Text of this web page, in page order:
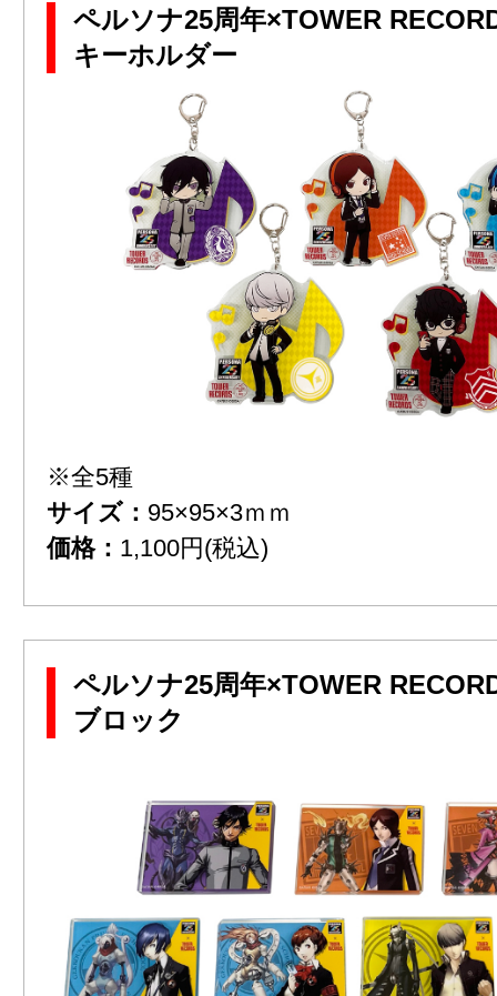
ペルソナ25周年×TOWER
キーホルダー
※全5種
サイズ： 95×95×3ｍｍ
価格： 1,100円(税込)
ペルソナ25周年×TOWER
ブロック